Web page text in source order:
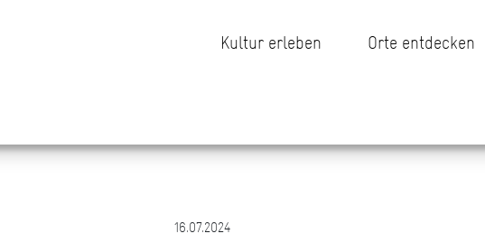
Kultur erleben Orte entdecken
16.07.2024